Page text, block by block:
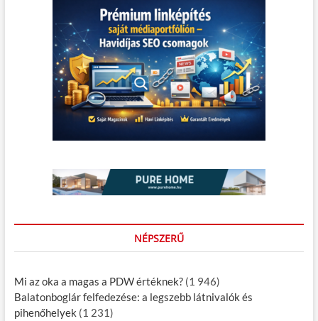
NÉPSZERŰ
Mi az oka a magas a PDW értéknek? (1 946)
Balatonboglár felfedezése: a legszebb látnivalók és
pihenőhelyek (1 231)